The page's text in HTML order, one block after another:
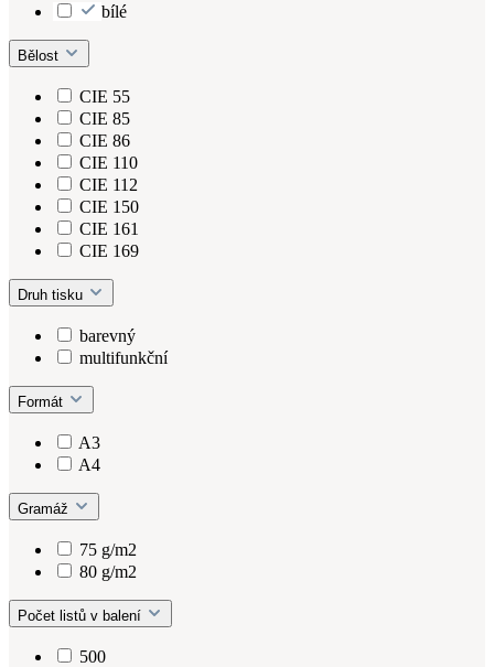
bílé
Bělost
CIE 55
CIE 85
CIE 86
CIE 110
CIE 112
CIE 150
CIE 161
CIE 169
Druh tisku
barevný
multifunkční
Formát
A3
A4
Gramáž
75 g/m2
80 g/m2
Počet listů v balení
500